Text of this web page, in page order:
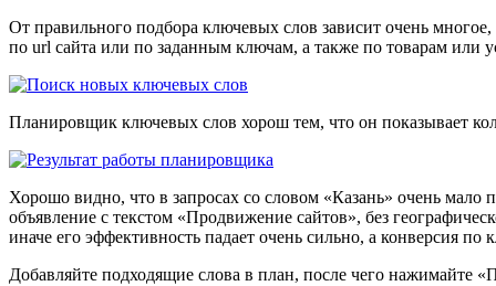
От правильного подбора ключевых слов зависит очень многое,
по url сайта или по заданным ключам, а также по товарам или
Планировщик ключевых слов хорош тем, что он показывает
Хорошо видно, что в запросах со словом «Казань» очень мало
объявление с текстом «Продвижение сайтов», без
иначе его эффективность падает очень сильно, а конверсия по
Добавляйте подходящие слова в план, после чего нажимайте